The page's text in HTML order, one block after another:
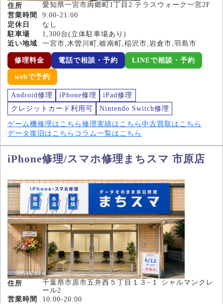
住所
愛知県一宮市両郷町1丁目2 テラスウォーク一宮2F
営業時間
9:00-21:00
定休日
なし
駐車場
1,300台(立体駐車場あり)
近い地域
一宮市,木曽川町,岐南町,稲沢市,岩倉市,羽島市
修理料金 電話で相談・予約 LINEで相談・予約
webで予約
Android修理 iPhone修理
iPad修理
クレジットカード利用可
Nintendo Switch修理
ゲーム機修理はこちら 修理実績はこちら 中古買取はこちら
データ復旧はこちら コラム一覧はこちら
iPhone修理/スマホ修理まちスマ 市原店
住所
千葉県市原市五井西５丁目１３−１ シャルマンクレ
ール2
営業時間
10:00-20:00